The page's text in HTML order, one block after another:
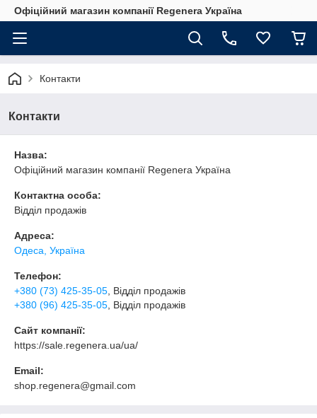
Офіційний магазин компанії Regenera Україна
Контакти
Контакти
Назва:
Офіційний магазин компанії Regenera Україна
Контактна особа:
Відділ продажів
Адреса:
Одеса, Україна
Телефон:
+380 (73) 425-35-05 , Відділ продажів
+380 (96) 425-35-05 , Відділ продажів
Сайт компанії:
https://sale.regenera.ua/ua/
Email:
shop.regenera@gmail.com